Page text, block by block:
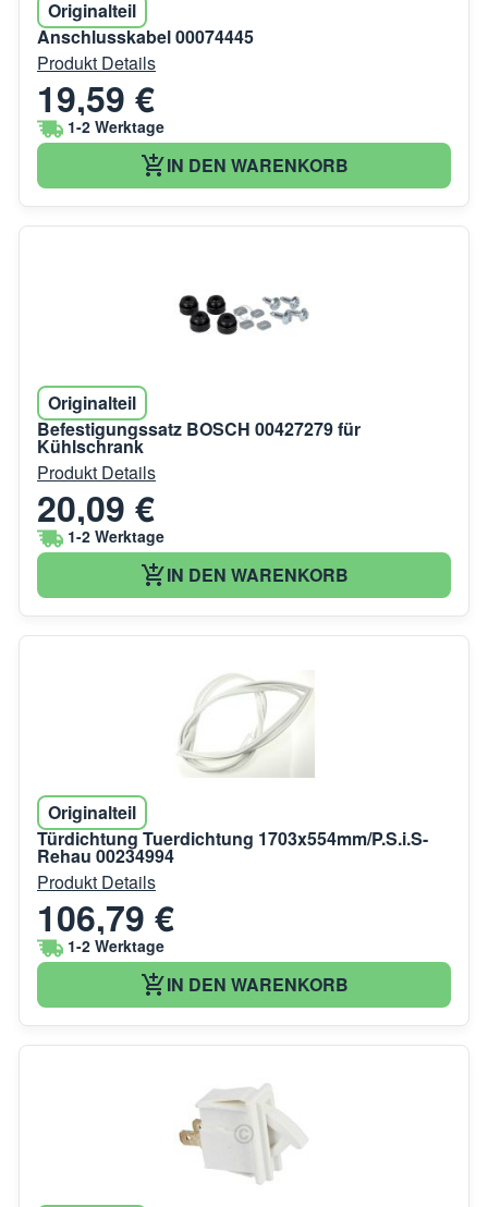
Originalteil
Anschlusskabel 00074445
Produkt Details
19,59 €
1-2 Werktage
IN DEN WARENKORB
Originalteil
Befestigungssatz BOSCH 00427279 für
Kühlschrank
Produkt Details
20,09 €
1-2 Werktage
IN DEN WARENKORB
Originalteil
Türdichtung Tuerdichtung 1703x554mm/P.S.i.S-
Rehau 00234994
Produkt Details
106,79 €
1-2 Werktage
IN DEN WARENKORB